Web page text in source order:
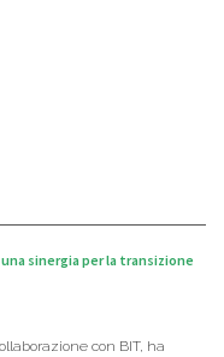
una sinergia per la transizione
con BIT, ha